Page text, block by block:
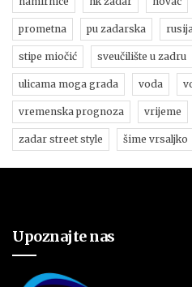
prometna pu zadarska rusija
stipe miočić sveučilište u zadru
ulicama moga grada voda
vremenska prognoza vrijeme
zadar street style šime vrsaljko
Upoznajte nas